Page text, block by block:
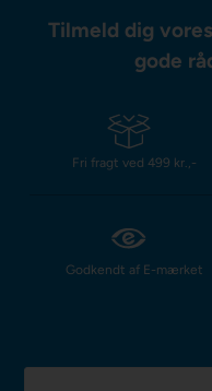
Tilmeld dig
gode
Fri fragt ved 499 kr.,-
Godkendt af E-mærket